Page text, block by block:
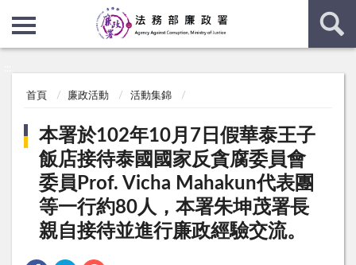
首頁 廉政活動 活動集錦
本署於102年10月7日假華泰王子
飯店接待泰國國家反貪腐委員會
委員Prof. Vicha Mahakun代表團
等一行約80人，本署朱坤茂署長
親自接待並進行廉政經驗交流。